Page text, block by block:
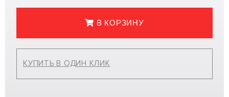
В КОРЗИНУ
КУПИТЬ В ОДИН КЛИК